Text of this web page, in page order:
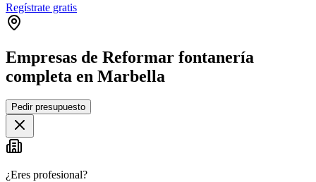
Regístrate gratis
Empresas de Reformar fontanería
completa en Marbella
+
−
Pedir presupuesto
¿Eres profesional?